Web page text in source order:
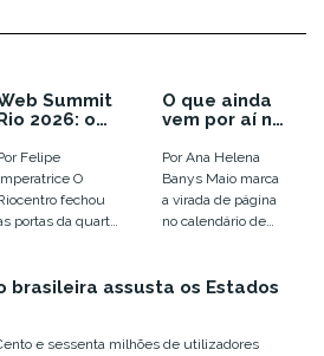
Summit
2026: o
com
virou
por
Felipe
O
fechou
portas da quarta
que
O que ainda
vem por aí no
de inovação
de 2026
Por Ana Helena
Banys Maio marca
a virada de página
no calendário de
inovação no
brasileira assusta os Estados